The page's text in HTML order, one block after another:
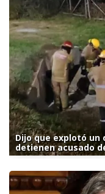
Dijo que explotó un
detienen acusado